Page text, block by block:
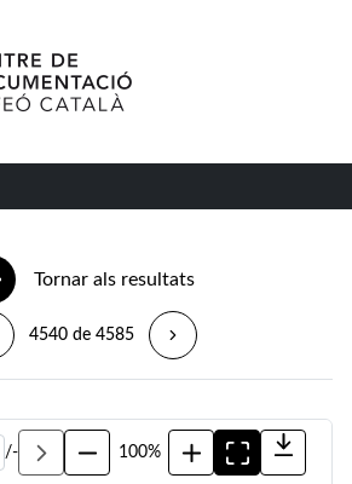
Tornar als resultats
4540 de 4585
/- 100%